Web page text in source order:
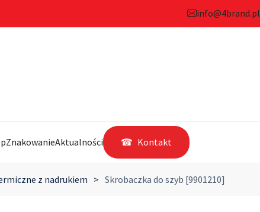
info@4brand.pl
ZnakowanieAktualności Kontakt
z nadrukiem > Skrobaczka do szyb [9901210]